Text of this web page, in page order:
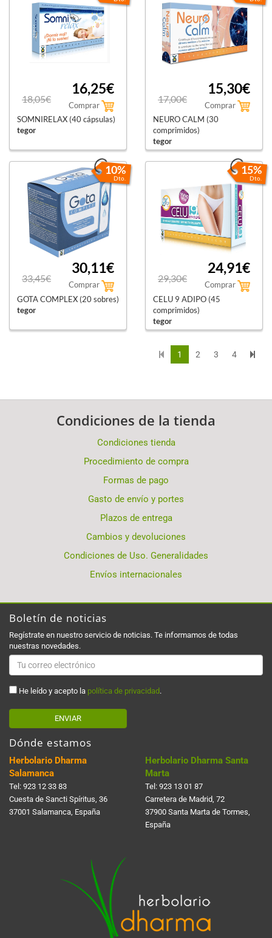
18,05€
16,25€
Comprar
SOMNIRELAX (40 cápsulas)
tegor
17,00€
15,30€
Comprar
NEURO CALM (30
comprimidos)
tegor
10%
Dto.
33,45€
30,11€
Comprar
GOTA COMPLEX (20 sobres)
tegor
15%
Dto.
29,30€
24,91€
Comprar
CELU 9 ADIPO (45
comprimidos)
tegor
1 2 3 4
Condiciones de la tienda
Condiciones tienda
Procedimiento de compra
Formas de pago
Gasto de envío y portes
Plazos de entrega
Cambios y devoluciones
Condiciones de Uso. Generalidades
Envíos internacionales
Boletín de noticias
Regístrate en nuestro servicio de noticias. Te informamos de todas
nuestras novedades.
He leído y acepto la política de privacidad.
ENVIAR
Dónde estamos
Herbolario Dharma
Salamanca
Tel: 923 12 33 83
Cuesta de Sancti Spí­ritus, 36
37001 Salamanca, España
Herbolario Dharma Santa
Marta
Tel: 923 13 01 87
Carretera de Madrid, 72
37900 Santa Marta de Tormes,
España